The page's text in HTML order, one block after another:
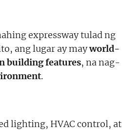
expressway tulad ng
ang lugar ay mayworld-
building features, na nag-
.
lighting, HVAC control, at